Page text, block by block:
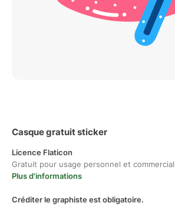
Casque gratuit sticker
Licence Flaticon
Gratuit pour usage personnel et
Plus d'informations
Créditer le graphiste est obligatoire.